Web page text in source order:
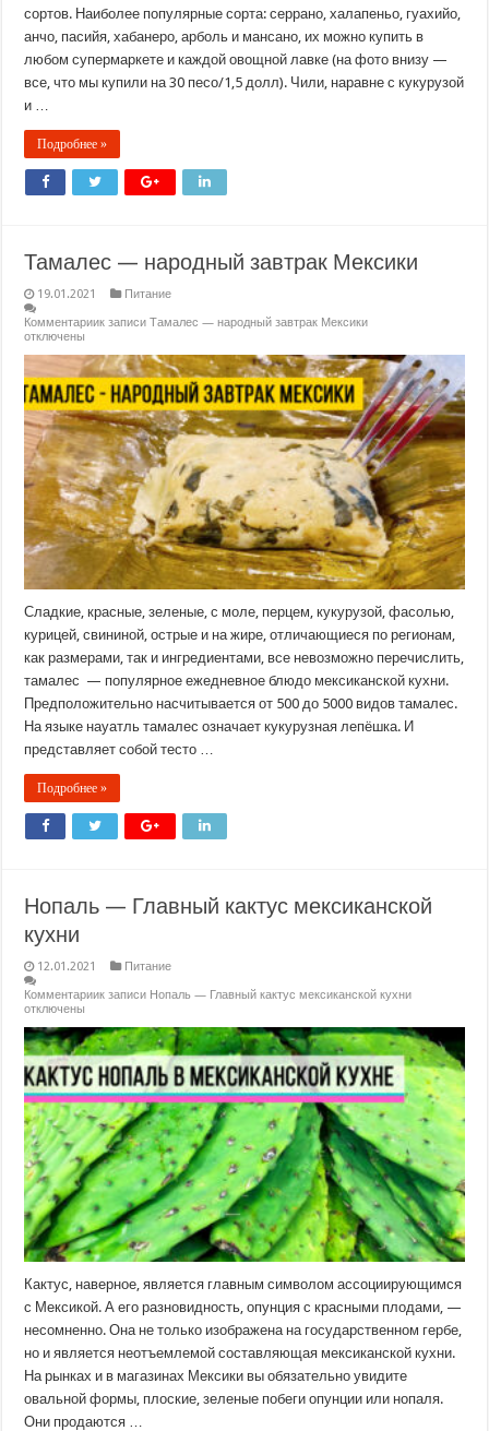
сортов. Наиболее популярные сорта: серрано, халапеньо, гуахийо,
анчо, пасийя, хабанеро, арболь и мансано, их можно купить в
любом супермаркете и каждой овощной лавке (на фото внизу —
все, что мы купили на 30 песо/1,5 долл). Чили, наравне с кукурузой
и …
Подробнее »
Тамалес — народный завтрак Мексики
19.01.2021
Питание
Комментариик записи Тамалес — народный завтрак Мексики
отключены
Сладкие, красные, зеленые, с моле, перцем, кукурузой, фасолью,
курицей, свининой, острые и на жире, отличающиеся по регионам,
как размерами, так и ингредиентами, все невозможно перечислить,
тамалес — популярное ежедневное блюдо мексиканской кухни.
Предположительно насчитывается от 500 до 5000 видов тамалес.
На языке науатль тамалес означает кукурузная лепёшка. И
представляет собой тесто …
Подробнее »
Нопаль — Главный кактус мексиканской
кухни
12.01.2021
Питание
Комментариик записи Нопаль — Главный кактус мексиканской кухни
отключены
Кактус, наверное, является главным символом ассоциирующимся
с Мексикой. А его разновидность, опунция с красными плодами, —
несомненно. Она не только изображена на государственном гербе,
но и является неотъемлемой составляющая мексиканской кухни.
На рынках и в магазинах Мексики вы обязательно увидите
овальной формы, плоские, зеленые побеги опунции или нопаля.
Они продаются …